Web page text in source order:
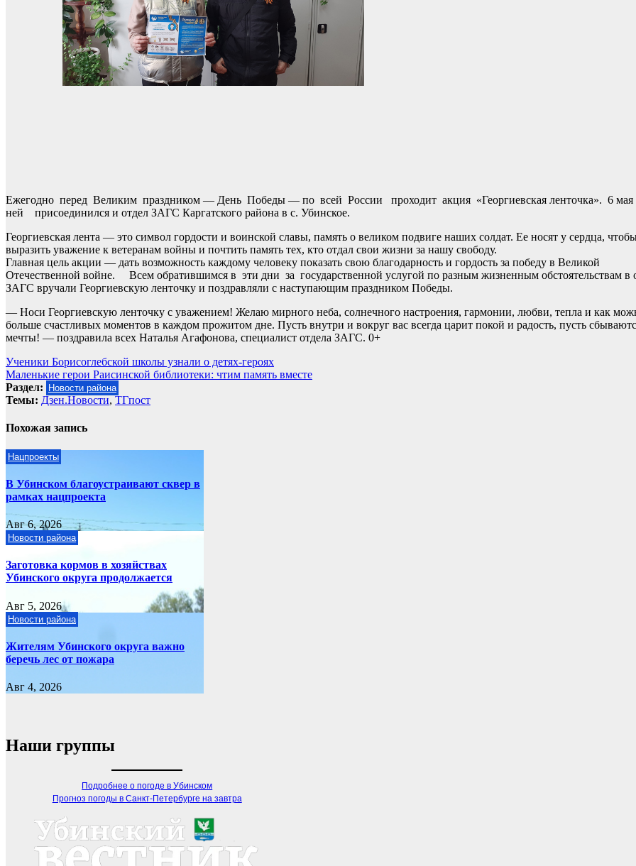
Ежегодно перед Великим праздником — День Победы — по всей России проходит акция «Георгиевская ленточка». 6 мая
ней присоединился и отдел ЗАГС Каргатского района в с. Убинское.
Георгиевская лента — это символ гордости и воинской славы, память о великом подвиге наших солдат. Ее носят у сердца,
выразить уважение к ветеранам войны и почтить память тех, кто отдал свои жизни за нашу свободу.
Главная цель акции — дать возможность каждому человеку показать свою благодарность и гордость за победу в Великой
Отечественной войне. Всем обратившимся в эти дни за государственной услугой по разным жизненным обстоятельствам в
ЗАГС вручали Георгиевскую ленточку и поздравляли с наступающим праздником Победы.
— Носи Георгиевскую ленточку с уважением! Желаю мирного неба, солнечного настроения, гармонии, любви, тепла и как
больше счастливых моментов в каждом прожитом дне. Пусть внутри и вокруг вас всегда царит покой и радость, пусть
мечты! — поздравила всех Наталья Агафонова, специалист отдела ЗАГС. 0+
Навигация
по
записям
Ученики Борисоглебской школы узнали о детях-героях
Маленькие герои Раисинской библиотеки: чтим память вместе
Раздел:
Новости района
Темы: Дзен.Новости, ТГпост
Похожая запись
Нацпроекты
В Убинском благоустраивают сквер в
рамках нацпроекта
Авг 6, 2026
Новости района
Заготовка кормов в хозяйствах
Убинского округа продолжается
Авг 5, 2026
Новости района
Жителям Убинского округа важно
беречь лес от пожара
Авг 4, 2026
Наши группы
Подробнее о погоде в Убинском
Прогноз погоды в Санкт-Петербурге на завтра